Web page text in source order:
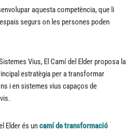
aquesta competència, que li
segurs on les persones poden
Vius, El Camí del Elder proposa la
estratègia per a transformar
i en sistemes vius capaços de
Elder és uncamí de transformació